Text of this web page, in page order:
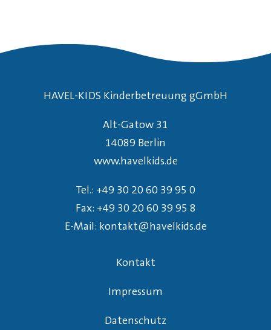
HAVEL-KIDS Kinderbetreuung gGmbH
Alt-Gatow 31
14089 Berlin
www.havelkids.de
Tel.: +49 30 20 60 39 95 0
Fax: +49 30 20 60 39 95 8
E-Mail: kontakt@havelkids.de
Kontakt
Impressum
Datenschutz